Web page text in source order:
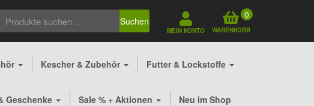
nach:
Suchen
MEIN KONTO
0
WARENKORB
Kescher & Zubehör Futter & Lockstoffe
Geschenke Sale % + Aktionen Neu im Shop